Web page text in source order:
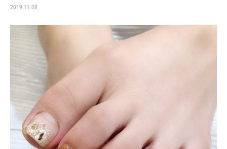
2019.11.08